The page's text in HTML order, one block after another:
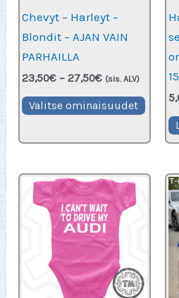
Chevyt – Harleyt –
Blondit – AJAN VAIN
PARHAILLA
23,50€ – 27,50€Hintaluokka:
-
27,50€
(sis. ALV)
Valitse ominaisuudet Tällä
on
tehdä